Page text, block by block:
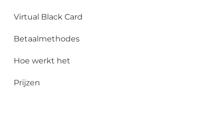
Virtual Black Card
Betaalmethodes
Hoe werkt het
Prijzen